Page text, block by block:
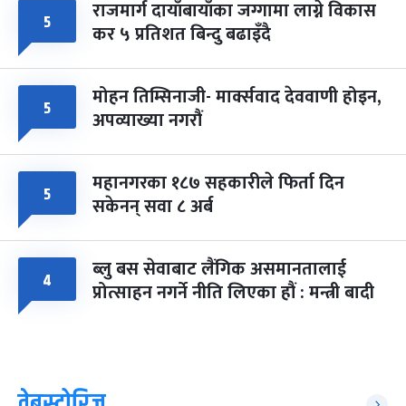
५ राजमार्ग दायाँबायाँका जग्गामा लाग्ने विकास
कर ५ प्रतिशत बिन्दु बढाइँदै
५ मोहन तिम्सिनाजी- मार्क्सवाद देववाणी होइन,
अपव्याख्या नगरौं
५ महानगरका १८७ सहकारीले फिर्ता दिन
सकेनन् सवा ८ अर्ब
४ ब्लु बस सेवाबाट लैंगिक असमानतालाई
प्रोत्साहन नगर्ने नीति लिएका हौं : मन्त्री बादी